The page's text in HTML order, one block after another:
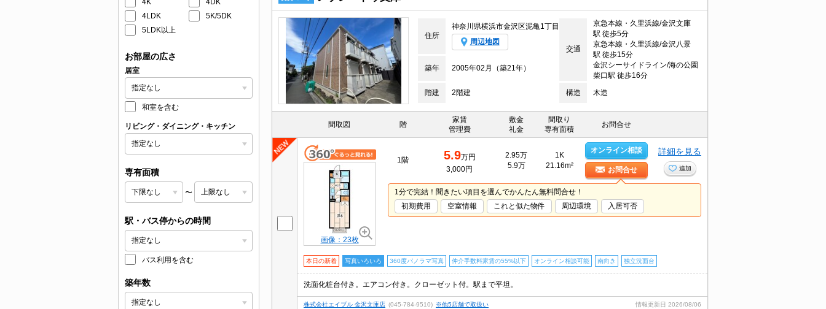
4K
4DK
4LDK
5K/5DK
5LDK以上
お部屋の広さ
居室
和室を含む
リビング・ダイニング・キッチン
専有面積
〜
駅・バス停からの時間
バス利用を含む
築年数
住所
神奈川県横浜市金沢区泥亀1丁目
周辺地図
交通
京急本線・久里浜線/金沢文庫
駅 徒歩5分
京急本線・久里浜線/金沢八景
駅 徒歩15分
金沢シーサイドライン/海の公園
柴口駅 徒歩16分
築年 2005年02月（築21年）
階建 2階建 構造 木造
間取図 階
家賃
管理費
敷金
礼金
間取り
専有面積
お問合せ
画像：23枚
1階 5.9万円
3,000円
2.95万
5.9万
1K
21.16m²
オンライン相談
お問合せ
詳細を見る
追加
1分で完結！聞きたい項目を選んでかんたん無料問合せ！
初期費用
空室情報 これと似た物件 周辺環境 入居可否
本日の新着 写真いろいろ 360度パノラマ写真 仲介手数料家賃の55%以下 オンライン相談可能 南向き 独立洗面台
洗面化粧台付き。エアコン付き。クローゼット付。駅まで平坦。
株式会社エイブル 金沢文庫店 (045-784-9510) ※他5店舗で取扱い 情報更新日 2026/08/06